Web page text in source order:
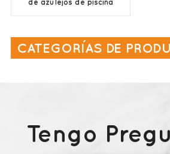
de azulejos de piscina
CATEGORÍAS DE
Tengo